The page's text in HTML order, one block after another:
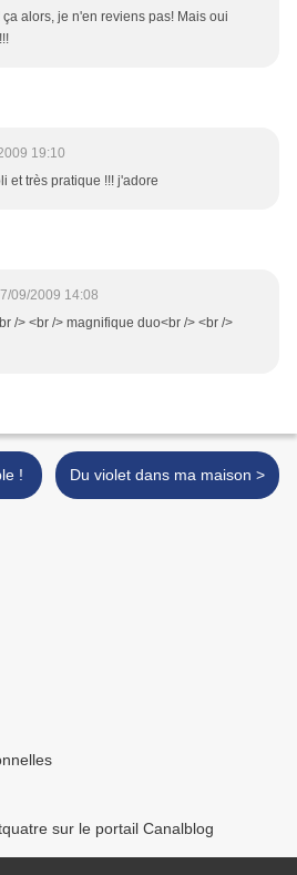
alors, je n'en reviens pas! Mais oui
19:10
et très pratique !!! j'adore
09/2009 14:08
/> <br /> magnifique duo<br /> <br />
! Du violet dans ma maison >
sur le portail Canalblog